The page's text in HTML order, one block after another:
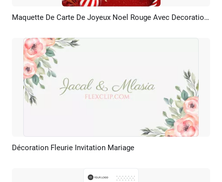
Aperçu Personnaliser Maquette De Carte De Joyeux Noel Rouge Avec Decoration Poste Promo Neige
Aperçu Créer IA
Décoration Fleurie Invitation Mariage